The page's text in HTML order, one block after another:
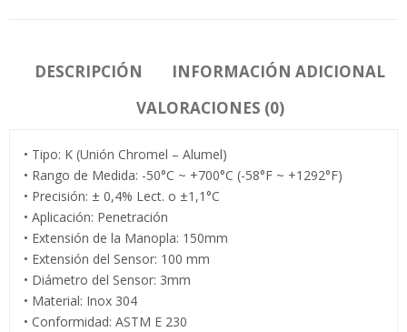
DESCRIPCIÓN
INFORMACIÓN ADICIONAL
VALORACIONES (0)
• Tipo: K (Unión Chromel – Alumel)
• Rango de Medida: -50°C ~ +700°C (-58°F ~ +1292°F)
• Precisión: ± 0,4% Lect. o ±1,1°C
• Aplicación: Penetración
• Extensión de la Manopla: 150mm
• Extensión del Sensor: 100 mm
• Diámetro del Sensor: 3mm
• Material: Inox 304
• Conformidad: ASTM E 230